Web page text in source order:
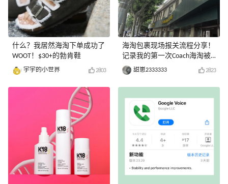
什么？我居然海淘下单成功了
WOOT！$30+的勃肯鞋
宇宇的小世界 2803
海淘包裹现场报关流程分享！
记录我的第一次Coach海淘被
税现场甜崽2333333 2823